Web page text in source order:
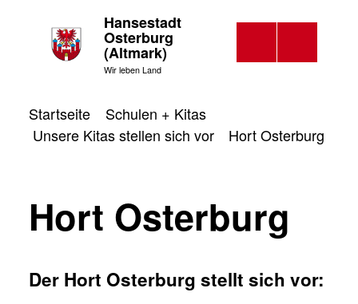
Hansestadt
Osterburg
(Altmark)
Wir leben Land
Startseite
Schulen + Kitas
Unsere Kitas stellen sich vor
Hort Osterburg
Hort Osterburg
Der Hort Osterburg stellt sich vor: